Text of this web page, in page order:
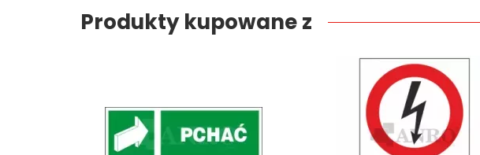
Produkty kupowane z